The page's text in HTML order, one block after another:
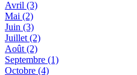
Avril (3)
Mai (2)
Juin (3)
Juillet (2)
Août (2)
Septembre (1)
Octobre (4)